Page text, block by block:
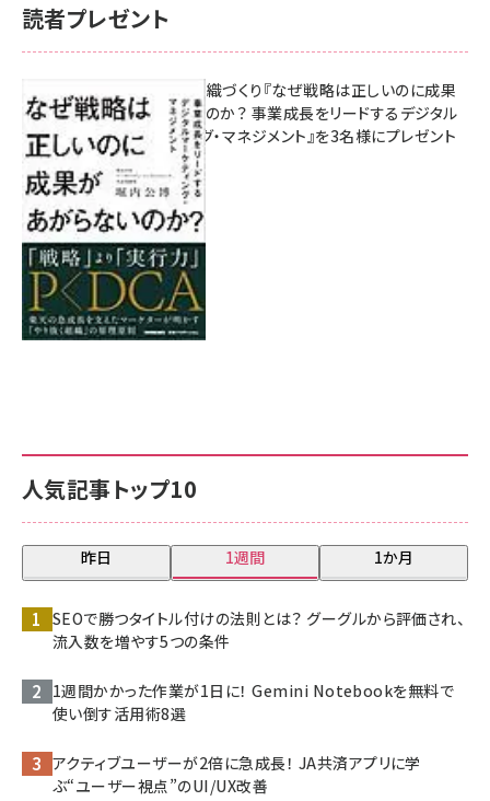
人気記事トップ10
昨日 1週間 1か月
SEOで勝つタイトル付けの法則とは？ グーグルから評価され、
流入数を増やす5つの条件
1週間かかった作業が1日に！ Gemini Notebookを無料で
使い倒す活用術8選
アクティブユーザーが2倍に急成長！ JA共済アプリに学
ぶ“ユーザー視点”のUI/UX改善
読者プレゼント
成果を生む組織づくり『なぜ戦略は正しいのに成果
があがらないのか？ 事業成長をリードするデジタル
マーケティング・マネジメント』を3名様にプレゼント
8月7日 10:00